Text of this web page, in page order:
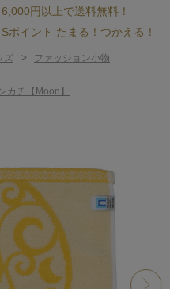
6,000円以上で送料無料！
Sポイント たまる！つかえる！
ズ > ファッション小物
カチ【Moon】